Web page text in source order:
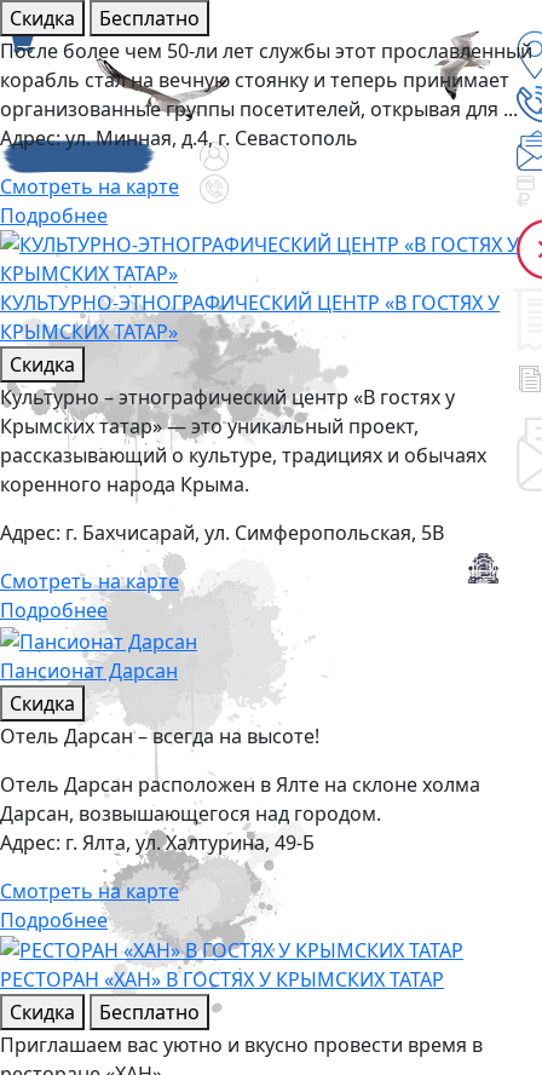
Скидка
Бесплатно
После более чем 50-ли лет службы этот прославленный
корабль стал на вечную стоянку и теперь принимает
организованные группы посетителей, открывая для ...
Адрес:ул. Минная, д.4, г. Севастополь
Смотреть на карте
Подробнее
КУЛЬТУРНО-ЭТНОГРАФИЧЕСКИЙ ЦЕНТР «В ГОСТЯХ У
КРЫМСКИХ ТАТАР»
Скидка
Культурно – этнографический центр «В гостях у
Крымских татар» — это уникальный проект,
рассказывающий о культуре, традициях и обычаях
коренного народа Крыма.
Адрес: г. Бахчисарай, ул. Симферопольская, 5В
Смотреть на карте
Подробнее
Пансионат Дарсан
Скидка
Отель Дарсан – всегда на высоте!
Отель Дарсан расположен в Ялте на склоне холма
Дарсан, возвышающегося над городом.
Адрес: г. Ялта, ул. Халтурина, 49-Б
Смотреть на карте
Подробнее
РЕСТОРАН «ХАН» В ГОСТЯХ У КРЫМСКИХ ТАТАР
Скидка
Бесплатно
Приглашаем вас уютно и вкусно провести время в